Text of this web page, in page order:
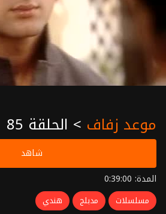
موعد زفاف > الحلقة 85
شاهد
المدة: 0:39:00
مسلسلات مدبلج هندي